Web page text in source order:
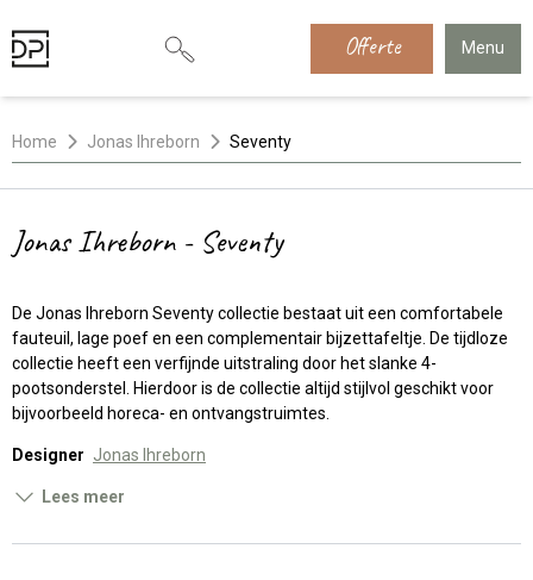
Offerte Menu
Home Jonas Ihreborn Seventy
Jonas Ihreborn - Seventy
De Jonas Ihreborn Seventy collectie bestaat uit een comfortabele
fauteuil, lage poef en een complementair bijzettafeltje. De tijdloze
collectie heeft een verfijnde uitstraling door het slanke 4-
pootsonderstel. Hierdoor is de collectie altijd stijlvol geschikt voor
bijvoorbeeld horeca- en ontvangstruimtes.
Designer Jonas Ihreborn
Lees meer